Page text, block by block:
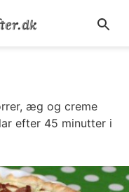
æg og creme
efter 45 minutter i